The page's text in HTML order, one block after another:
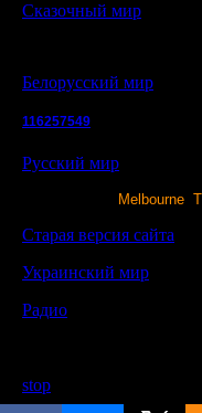
Сказочный мир
Белорусский мир
116257549
Русский мир
Melbourne
Старая версия сайта
Украинский мир
Радио
stop